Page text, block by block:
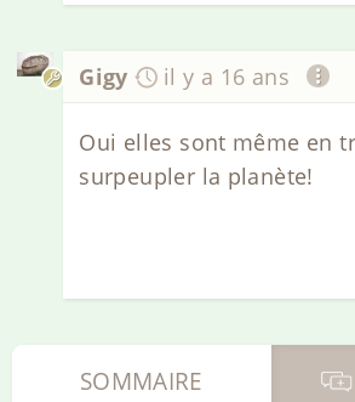
Gigy il y a 16 ans
Oui elles sont même en
surpeupler la planète!
SOMMAIRE